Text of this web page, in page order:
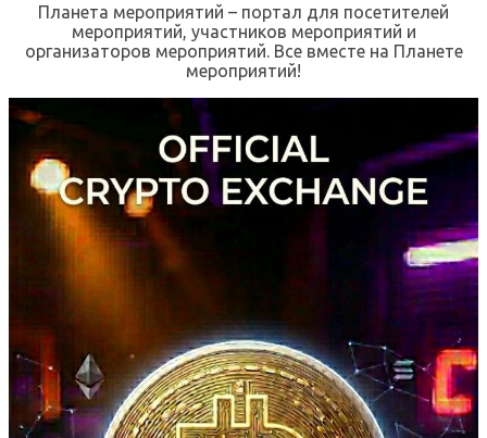
Планета мероприятий – портал для посетителей
мероприятий, участников мероприятий и
организаторов мероприятий. Все вместе на Планете
мероприятий!